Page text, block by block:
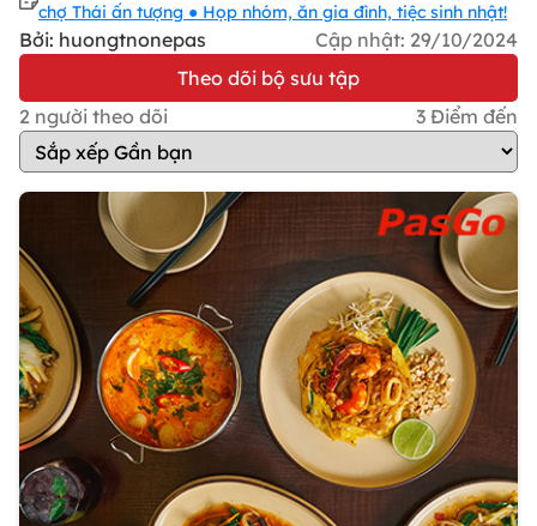
chợ Thái ấn tượng ● Họp nhóm, ăn gia đình, tiệc sinh nhật!
Bởi: huongtnonepas Cập nhật: 29/10/2024
Theo dõi bộ sưu tập
2 người theo dõi 3 Điểm đến